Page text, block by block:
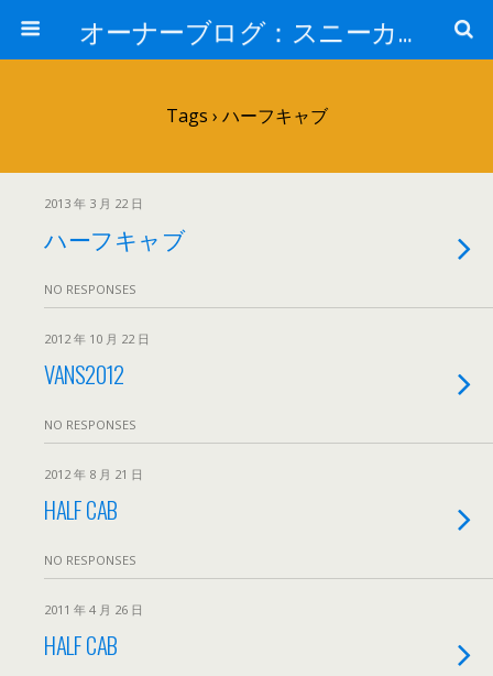
オーナーブログ：スニーカーセレクトショップ「HOME」 ナイキ・アディダス・バンズ・コンバー・JT&CO・HOPPS・UNDEFEATED・通販
Tags › ハーフキャブ
2013 年 3 月 22 日
ハーフキャブ
NO RESPONSES
2012 年 10 月 22 日
VANS2012
NO RESPONSES
2012 年 8 月 21 日
HALF CAB
NO RESPONSES
2011 年 4 月 26 日
HALF CAB